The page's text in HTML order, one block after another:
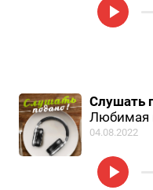
Слушать
Любимая
04.08.2022